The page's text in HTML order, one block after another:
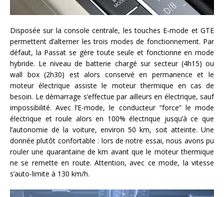
Disposée sur la console centrale, les touches E-mode et GTE
permettent d’alterner les trois modes de fonctionnement. Par
défaut, la Passat se gère toute seule et fonctionne en mode
hybride. Le niveau de batterie chargé sur secteur (4h15) ou
wall box (2h30) est alors conservé en permanence et le
moteur électrique assiste le moteur thermique en cas de
besoin. Le démarrage s’effectue par ailleurs en électrique, sauf
impossibilité. Avec l’E-mode, le conducteur “force” le mode
électrique et roule alors en 100% électrique jusqu’à ce que
l’autonomie de la voiture, environ 50 km, soit atteinte. Une
donnée plutôt confortable : lors de notre essai, nous avons pu
rouler une quarantaine de km avant que le moteur thermique
ne se remette en route. Attention, avec ce mode, la vitesse
s’auto-limite à 130 km/h.